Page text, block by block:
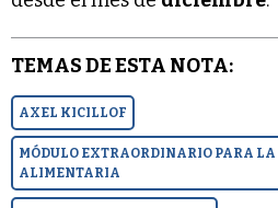
TEMAS DE ESTA NOTA:
AXEL KICILLOF
MÓDULO EXTRAORDINARIO PARA
ALIMENTARIA